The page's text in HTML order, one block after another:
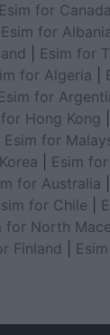
Esim for Canada
Esim for
Esim for
for Algeria
Esim for
Hong Kong
Esim for
Esim
for Australia
for Chile
for North
Finland